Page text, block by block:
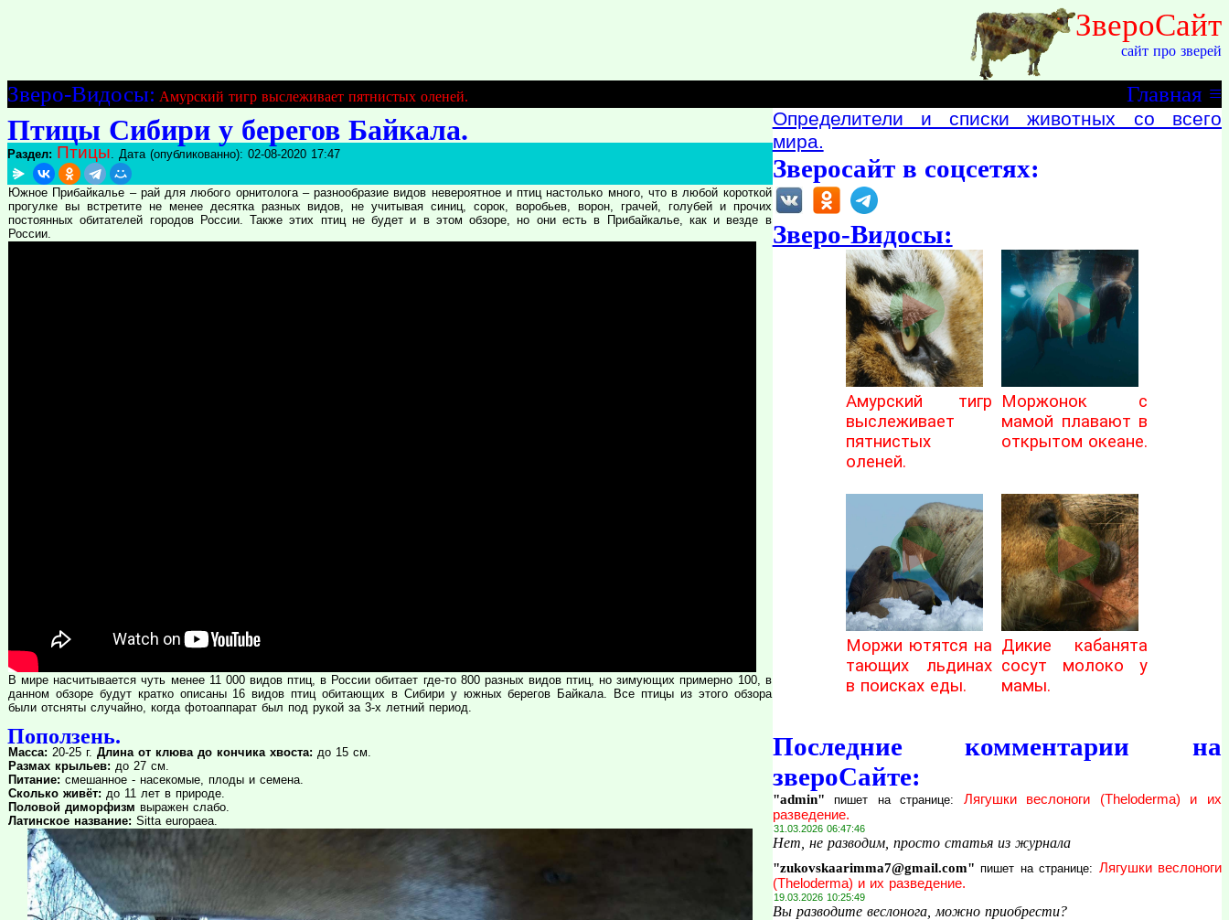
ЗвероСайт
сайт про зверей
≡
Главная
Зверо-Видосы: Амурский тигр выслеживает пятнистых оленей.
Птицы Сибири у берегов Байкала.
Раздел: Птицы. Дата (опубликованно): 02-08-2020 17:47
Южное Прибайкалье – рай для любого орнитолога – разнообразие видов невероятное и птиц настолько много, что в любой короткой
прогулке вы встретите не менее десятка разных видов, не учитывая синиц, сорок, воробьев, ворон, грачей, голубей и прочих
постоянных обитателей городов России. Также этих птиц не будет и в этом обзоре, но они есть в Прибайкалье, как и везде в
России.
В мире насчитывается чуть менее 11 000 видов птиц, в России обитает где-то 800 разных видов птиц, но зимующих примерно 100, в
данном обзоре будут кратко описаны 16 видов птиц обитающих в Сибири у южных берегов Байкала. Все птицы из этого обзора
были отсняты случайно, когда фотоаппарат был под рукой за 3-х летний период.
Поползень.
Масса: 20-25 г. Длина от клюва до кончика хвоста: до 15 см.
Размах крыльев: до 27 см.
Питание: смешанное - насекомые, плоды и семена.
Сколько живёт: до 11 лет в природе.
Половой диморфизм выражен слабо.
Латинское название: Sitta europaea.
Определители и списки животных со всего
мира.
Зверосайт в соцсетях:
Зверо-Видосы:
Амурский тигр
выслеживает
пятнистых
оленей.
Моржонок с
мамой плавают в
открытом океане.
Моржи ютятся на
тающих льдинах
в поисках еды.
Дикие кабанята
сосут молоко у
мамы.
Последние комментарии на
звероСайте:
"admin" пишет на странице: Лягушки веслоноги (Theloderma) и их
разведение.
31.03.2026 06:47:46
Нет, не разводим, просто статья из журнала
"zukovskaarimma7@gmail.com" пишет на странице: Лягушки веслоноги
(Theloderma) и их разведение.
19.03.2026 10:25:49
Вы разводите веслонога, можно приобрести?